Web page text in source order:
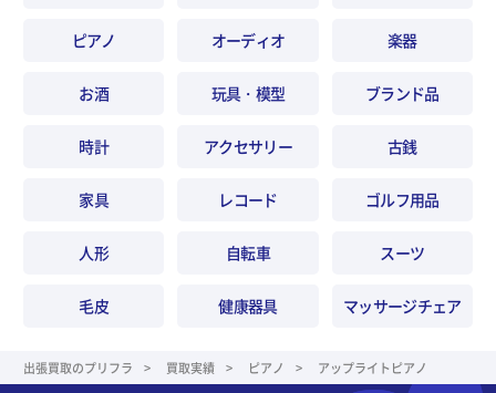
ピアノ オーディオ 楽器
お酒 玩具・模型 ブランド品
時計 アクセサリー 古銭
家具 レコード ゴルフ用品
人形 自転車 スーツ
毛皮 健康器具 マッサージチェア
出張買取のプリフラ 買取実績 ピアノ アップライトピアノ